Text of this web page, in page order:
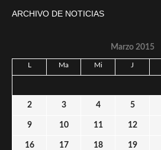
ARCHIVO DE NOTICIAS
Marzo 2015
L Ma Mi J
2 3 4 5
9 10 11 12
16 17 18 19